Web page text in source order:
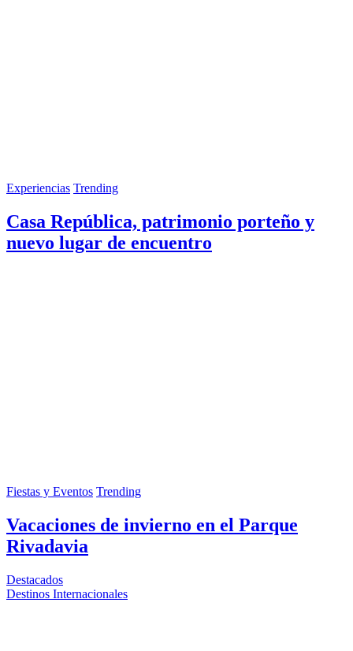
Experiencias Trending
Casa República, patrimonio porteño y
nuevo lugar de encuentro
Fiestas y Eventos Trending
Vacaciones de invierno en el Parque
Rivadavia
Destacados
Destinos Internacionales